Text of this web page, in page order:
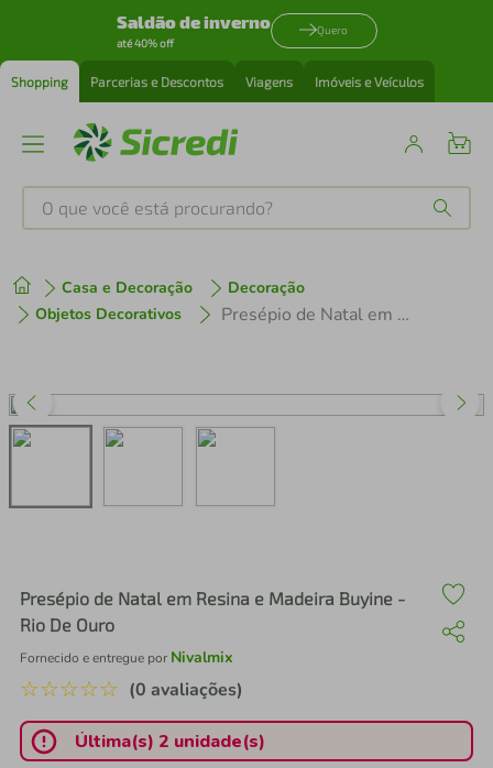
Saldão de inverno
até 40% off
Quero
Shopping Parcerias e Descontos Viagens Imóveis e Veículos
O que você está procurando?
Casa e Decoração
Decoração
Objetos Decorativos
Presépio de Natal em Resina e Madeira Buyine - Rio De Ouro
Presépio de Natal em Resina e Madeira Buyine -
Rio De Ouro
Fornecido e entregue por Nivalmix
☆☆☆☆☆ (0 avaliações)
Última(s) 2 unidade(s)
1º tenis
3º perfume